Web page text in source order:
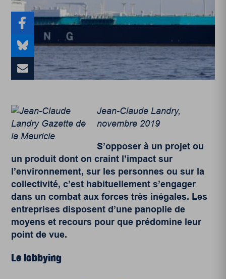
Jean-Claude Landry,
novembre 2019
S’opposer à un projet ou
un produit dont on craint l’impact sur
l’environnement, sur les personnes ou sur la
collectivité, c’est habituellement s’engager
dans un combat aux forces très inégales. Les
entreprises disposent d’une panoplie de
moyens et recours pour que prédomine leur
point de vue.
Le lobbying